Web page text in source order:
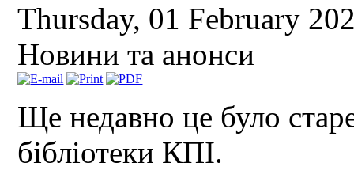
Thursday, 01 February
Новини та анонси
Ще недавно це було
бібліотеки КПІ.